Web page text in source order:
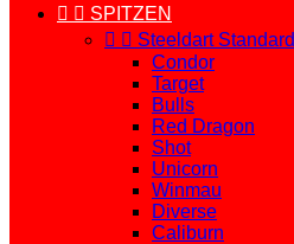
  SPITZEN
  Steeldart Standard
Condor
Target
Bulls
Red Dragon
Shot
Unicorn
Winmau
Diverse
Caliburn